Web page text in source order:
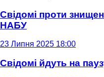
Свідомі проти
НАБУ
23 Липня 2025 18:00
Свідомі йдуть на